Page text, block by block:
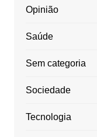
Opinião
Saúde
Sem categoria
Sociedade
Tecnologia